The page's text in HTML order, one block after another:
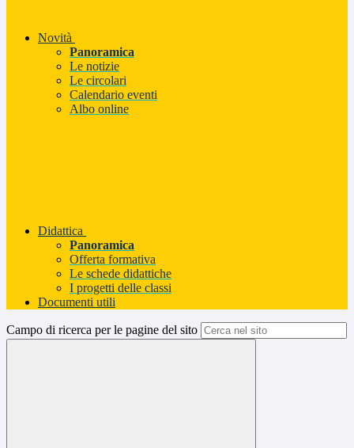
Novità
Panoramica
Le notizie
Le circolari
Calendario eventi
Albo online
Didattica
Panoramica
Offerta formativa
Le schede didattiche
I progetti delle classi
Documenti utili
Campo di ricerca per le pagine del sito